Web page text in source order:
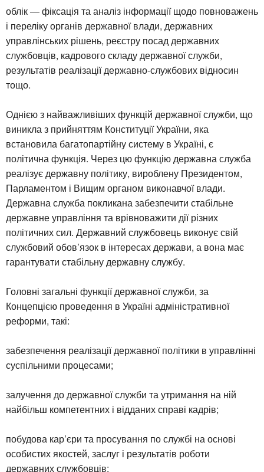
облік — фіксація та аналіз інформації щодо повноважень
і переліку органів державної влади, державних
управлінських рішень, реєстру посад державних
службовців, кадрового складу державної служби,
результатів реалізації державно-службових відносин
тощо.
Однією з найважливіших функцій державної служби, що
виникла з прийняттям Конституції України, яка
встановила багатопартійну систему в Україні, є
політична функція. Через цю функцію державна служба
реалізує державну політику, вироблену Президентом,
Парламентом і Вищим органом виконавчої влади.
Державна служба покликана забезпечити стабільне
державне управління та врівноважити дії різних
політичних сил. Державний службовець виконує свій
службовий обов’язок в інтересах держави, а вона має
гарантувати стабільну державну службу.
Головні загальні функції державної служби, за
Концепцією проведення в Україні адміністративної
реформи, такі:
забезпечення реалізації державної політики в управлінні
суспільними процесами;
залучення до державної служби та утримання на ній
найбільш компетентних і відданих справі кадрів;
побудова кар’єри та просування по службі на основі
особистих якостей, заслуг і результатів роботи
державних службовців;